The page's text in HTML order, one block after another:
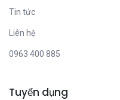
Tin tức
Liên hệ
0963 400 885
Tuyển dụng